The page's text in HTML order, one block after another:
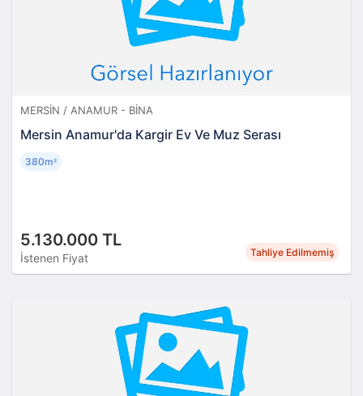
MERSIN / ANAMUR - BINA
Mersin Anamur'da Kargir Ev Ve Muz Serası
5.130.000 TL
İstenen Fiyat Tahliye Edilmemiş
380m²